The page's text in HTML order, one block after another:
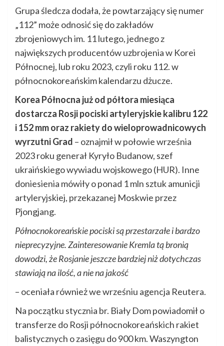
Grupa śledcza dodała, że powtarzający się numer
„112” może odnosić się do zakładów
zbrojeniowych im. 11 lutego, jednego z
największych producentów uzbrojenia w Korei
Północnej, lub roku 2023, czyli roku 112. w
północnokoreańskim kalendarzu dżucze.
Korea Północna już od półtora miesiąca
dostarcza Rosji pociski artyleryjskie kalibru 122
i 152 mm oraz rakiety do wieloprowadnicowych
wyrzutni Grad – oznajmił w połowie września
2023 roku generał Kyryło Budanow, szef
ukraińskiego wywiadu wojskowego (HUR). Inne
doniesienia mówiły o ponad 1 mln sztuk amunicji
artyleryjskiej, przekazanej Moskwie przez
Pjongjang.
Północnokoreańskie pociski są przestarzałe i bardzo
nieprecyzyjne. Zainteresowanie Kremla tą bronią
dowodzi, że Rosjanie jeszcze bardziej niż dotychczas
stawiają na ilość, a nie na jakość
– oceniała również we wrześniu agencja Reutera.
Na początku stycznia br. Biały Dom powiadomił o
transferze do Rosji północnokoreańskich rakiet
balistycznych o zasięgu do 900 km. Waszyngton